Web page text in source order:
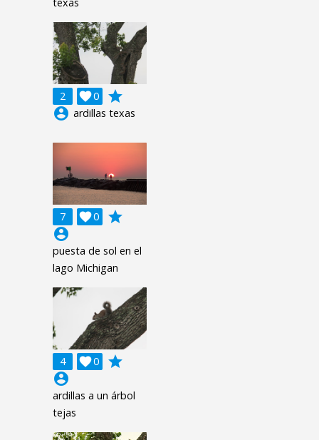
texas
2 0

grade
account_circle ardillas texas
7 0

grade
account_circle
puesta de sol en el
lago Michigan
4 0

grade
account_circle
ardillas a un árbol
tejas